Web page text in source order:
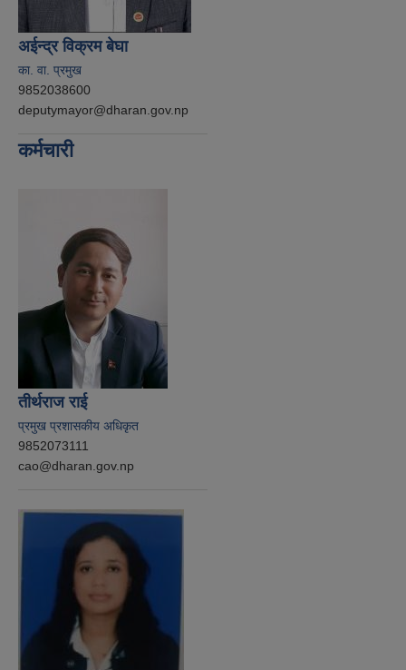
अईन्द्र विक्रम बेघा
का. वा. प्रमुख
9852038600
deputymayor@dharan.gov.np
कर्मचारी
तीर्थराज राई
प्रमुख प्रशासकीय अधिकृत
9852073111
cao@dharan.gov.np